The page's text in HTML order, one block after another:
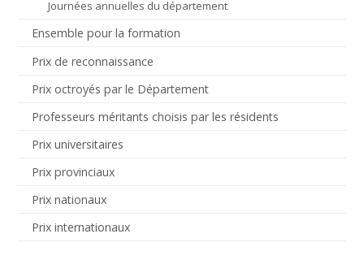
Journées annuelles du département
Ensemble pour la formation
Prix de reconnaissance
Prix octroyés par le Département
Professeurs méritants choisis par les résidents
Prix universitaires
Prix provinciaux
Prix nationaux
Prix internationaux